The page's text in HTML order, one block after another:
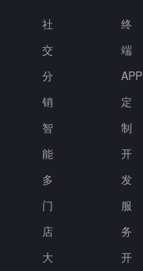
社
交
分
销
智
能
多
门
店
大
终
端
APP
定
制
开
发
服
务
开